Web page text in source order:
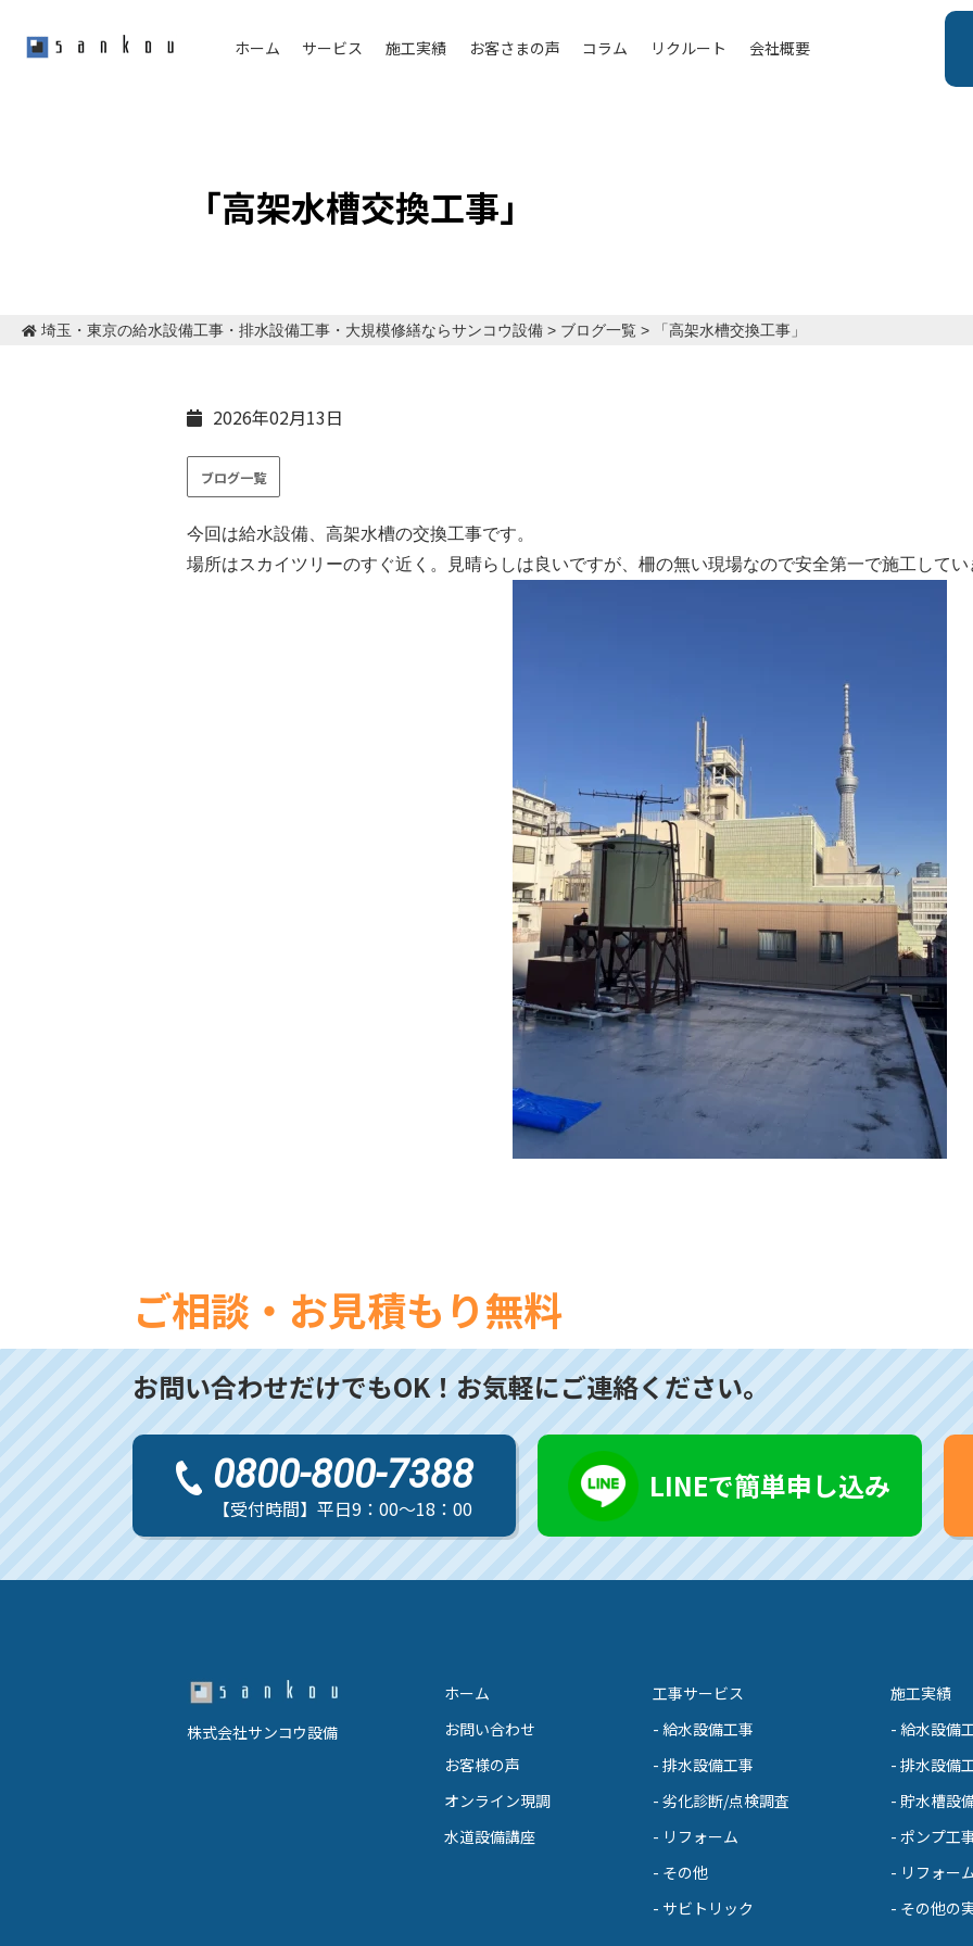
ホーム サービス 施工実績 お客さまの声 コラム リクルート 会社概要
「高架水槽交換工事」
埼玉・東京の給水設備工事・排水設備工事・大規模修繕ならサンコウ設備 > ブログ一覧 > 「高架水槽交換工事」
2026年02月13日
ブログ一覧
今回は給水設備、高架水槽の交換工事です。
場所はスカイツリーのすぐ近く。見晴らしは良いですが、柵の無い現場なので安全第一で施工して
ご相談・お見積もり無料
お問い合わせだけでもOK！ お気軽にご連絡ください。
0800-800-7388
【受付時間】平日9：00～18：00
LINEで簡単申し込み
株式会社サンコウ設備
ホーム
お問い合わせ
お客様の声
オンライン現調
水道設備講座
工事サービス
- 給水設備工事
- 排水設備工事
- 劣化診断/点検調査
- リフォーム
- その他
- サビトリック
施工実績
- 給水設備
- 排水設備
- 貯水槽設
- ポンプ工
- リフォー
- その他の